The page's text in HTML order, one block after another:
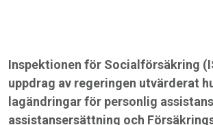
Inspektionen för Socialförsäkring
uppdrag av regeringen utvärderat
lagändringar för personlig
assistansersättning och